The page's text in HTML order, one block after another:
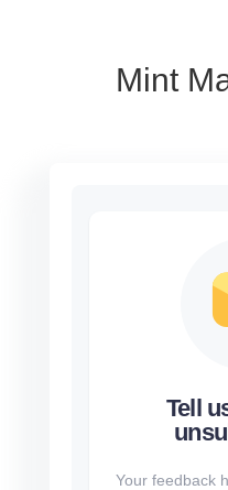
Mint
Tell
Your feedback